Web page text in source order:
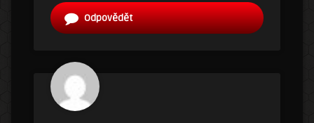
Odpovědět